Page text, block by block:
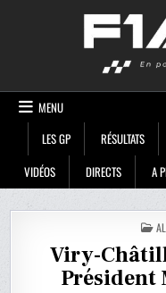
MENU
LES GP
RÉSULTATS
VIDÉOS
DIRECTS A
IN
Viry-
Président